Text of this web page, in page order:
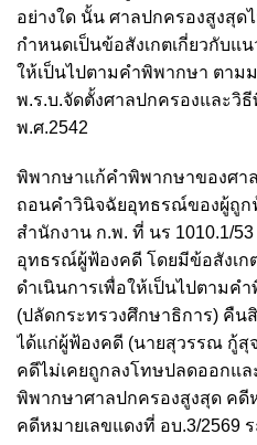
อย่างใด นั้น ศาลปกครองสูงสุด
กำหนดเป็นข้อสังเกตเกี่ยวกับแ
ให้เป็นไปตามคำพิพากษา ตาม
พ.ร.บ.จัดตั้งศาลปกครองและวิ
พ.ศ.2542
พิพากษาแก้คำพิพากษาของศา
ถอนคำวินิจฉัยอุทธรณ์ของผู้ถูก
สำนักงาน ก.พ. ที่ นร 1010.1/
อุทธรณ์ผู้ฟ้องคดี โดยมีข้อสังเก
ดำเนินการเพื่อให้เป็นไปตามค
(ปลัดกระทรวงศึกษาธิการ) คื
ได้แก่ผู้ฟ้องคดี (นายสุวรรณ กู้สุ
คดีไม่เคยถูกลงโทษปลดออกแล
พิพากษาศาลปกครองสูงสุด คดี
คดีหมายเลขแดงที่ อบ.3/2569